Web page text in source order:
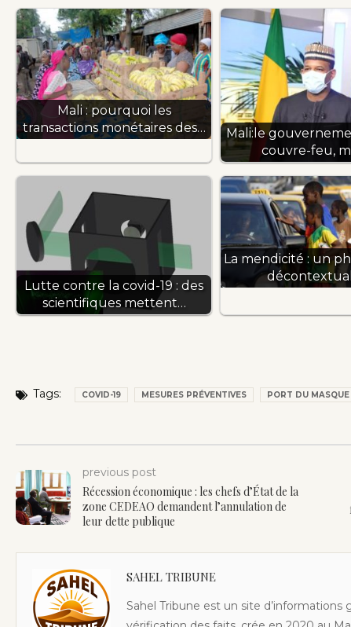
Mali : pourquoi les
transactions monétaires des…
Mali:le
couvre-feu,
Lutte contre la covid-19 : des
scientifiques mettent…
La mendicité : un
Tags: COVID-19 MESURES PRÉVENTIVES PORT DU MASQUE
previous post
Récession économique : les chefs d’État de la
zone CEDEAO demandent l’annulation de
leur dette publique
SAHEL TRIBUNE
Sahel Tribune est un site d’informations